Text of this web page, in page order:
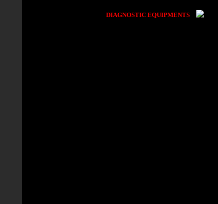
DIAGNOSTIC EQUIPMENTS